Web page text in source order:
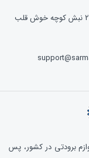
مشهد-خیابان آخوند خراسانی-آخوندخراسانی 29 نبش کوچه خوش قلب
برودتی در کشور، پس